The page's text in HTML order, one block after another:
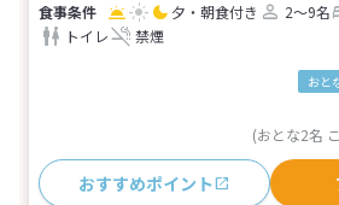
夕・朝食付き 2～9名
トイレ
禁煙
おと
(おとな2名
おすすめポイント